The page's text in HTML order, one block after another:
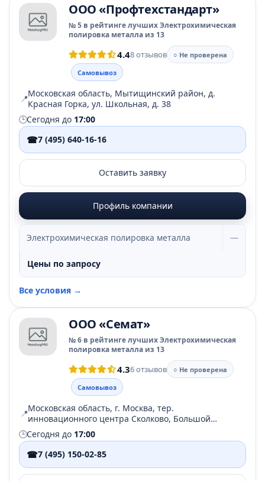
ООО «Профтехстандарт»
№ 5 в рейтинге лучших Электрохимическая
полировка металла из 13
4.48 отзывов
○ Не проверена
Самовывоз
📍Московская область, Мытищинский район, д.
Красная Горка, ул. Школьная, д. 38
🕒Сегодня до 17:00
☎7 (495) 640-16-16
Оставить заявку
Профиль компании
Электрохимическая полировка металла —
Цены по запросу
Все условия →
ООО «Семат»
№ 6 в рейтинге лучших Электрохимическая
полировка металла из 13
4.36 отзывов
○ Не проверена
Самовывоз
📍Московская область, г. Москва, тер.
инновационного центра Сколково, Большой
бульвар, д. 42, стр. 1
🕒Сегодня до 17:00
☎7 (495) 150-02-85